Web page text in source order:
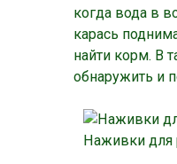
когда вода в
карась
найти корм. В
обнаружить и
Наживки для